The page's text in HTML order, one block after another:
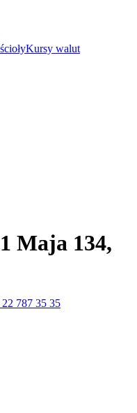
Kursy walut
Maja 134,
787 35 35